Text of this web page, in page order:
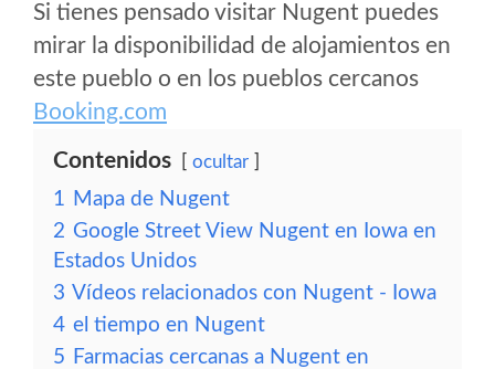
Si tienes pensado visitar Nugent puedes
mirar la disponibilidad de alojamientos en
este pueblo o en los pueblos cercanos
Booking.com
Contenidos ocultar
1 Mapa de Nugent
2 Google Street View Nugent en Iowa en
Estados Unidos
3 Vídeos relacionados con Nugent - Iowa
4 el tiempo en Nugent
5 Farmacias cercanas a Nugent en